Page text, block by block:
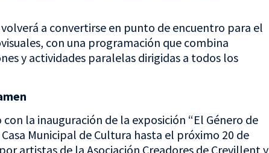
a convertirse en punto de encuentro para el
con una programación que combina
y actividades paralelas dirigidas a todos los
la inauguración de la exposición “El Género de
Municipal de Cultura hasta el próximo 20 de
artistas de la Asociación Creadores de Crevillent y